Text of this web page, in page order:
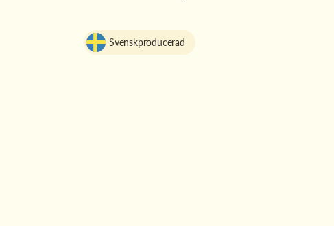
Svenskproducerad